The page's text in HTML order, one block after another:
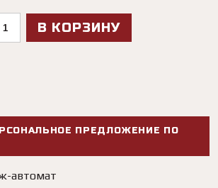
В КОРЗИНУ
ПРЕДЛОЖЕНИЕ ПО
автомат